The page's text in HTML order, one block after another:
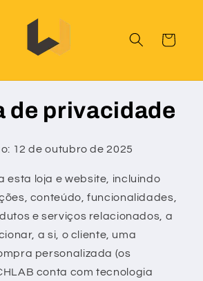
Carrinho
de privacidade
12 de outubro de 2025
esta loja e website, incluindo
conteúdo, funcionalidades,
e serviços relacionados, a
a si, o cliente, uma
personalizada (os
conta com tecnologia